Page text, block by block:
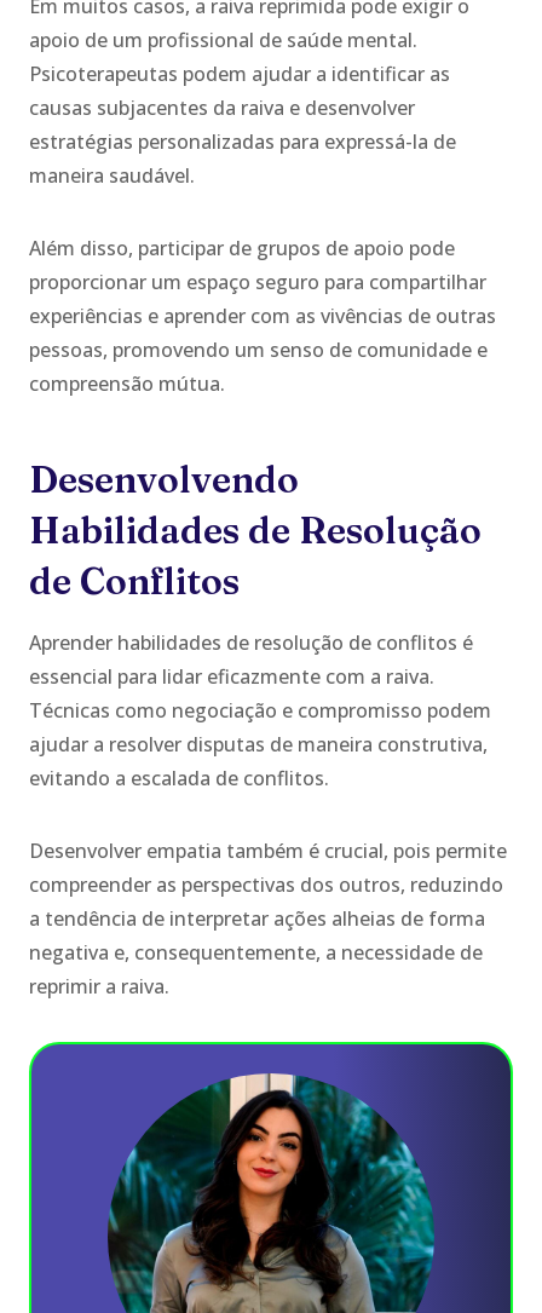
Em muitos casos, a raiva reprimida pode exigir o
apoio de um profissional de saúde mental.
Psicoterapeutas podem ajudar a identificar as
causas subjacentes da raiva e desenvolver
estratégias personalizadas para expressá-la de
maneira saudável.
Além disso, participar de grupos de apoio pode
proporcionar um espaço seguro para compartilhar
experiências e aprender com as vivências de outras
pessoas, promovendo um senso de comunidade e
compreensão mútua.
Desenvolvendo
Habilidades de Resolução
de Conflitos
Aprender habilidades de resolução de conflitos é
essencial para lidar eficazmente com a raiva.
Técnicas como negociação e compromisso podem
ajudar a resolver disputas de maneira construtiva,
evitando a escalada de conflitos.
Desenvolver empatia também é crucial, pois permite
compreender as perspectivas dos outros, reduzindo
a tendência de interpretar ações alheias de forma
negativa e, consequentemente, a necessidade de
reprimir a raiva.